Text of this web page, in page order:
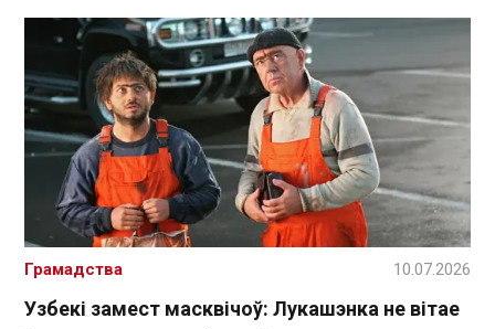
Узбекі замест масквічоў: Лукашэнка не вітае
Грамадства 10.07.2026